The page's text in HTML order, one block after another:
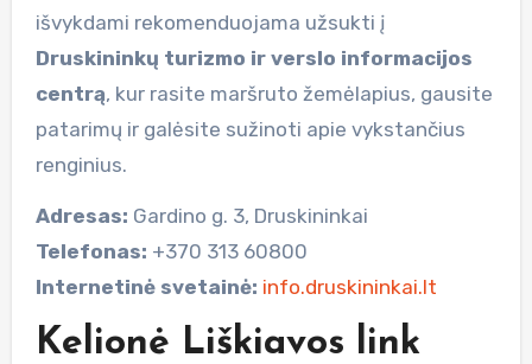
išvykdami rekomenduojama užsukti į
Druskininkų turizmo ir verslo informacijos
centrą, kur rasite maršruto žemėlapius, gausite
patarimų ir galėsite sužinoti apie vykstančius
renginius.
Adresas: Gardino g. 3, Druskininkai
Telefonas: +370 313 60800
Internetinė svetainė: info.druskininkai.lt
Kelionė Liškiavos link